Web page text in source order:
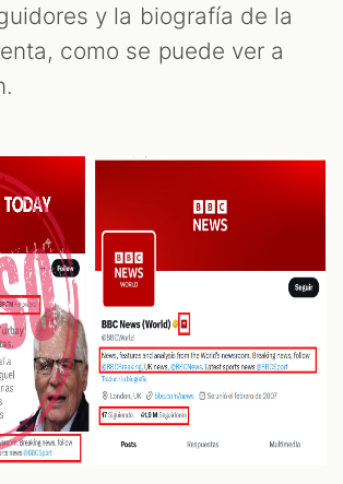
y la biografía de la
como se puede ver a